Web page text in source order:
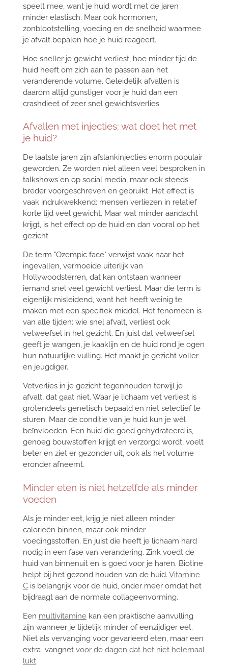
speelt mee, want je huid wordt met de jaren
minder elastisch. Maar ook hormonen,
zonblootstelling, voeding en de snelheid waarmee
je afvalt bepalen hoe je huid reageert.
Hoe sneller je gewicht verliest, hoe minder tijd de
huid heeft om zich aan te passen aan het
veranderende volume. Geleidelijk afvallen is
daarom altijd gunstiger voor je huid dan een
crashdieet of zeer snel gewichtsverlies.
Afvallen met injecties: wat doet het met
je huid?
De laatste jaren zijn afslankinjecties enorm populair
geworden. Ze worden niet alleen veel besproken in
talkshows en op social media, maar ook steeds
breder voorgeschreven en gebruikt. Het effect is
vaak indrukwekkend: mensen verliezen in relatief
korte tijd veel gewicht. Maar wat minder aandacht
krijgt, is het effect op de huid en dan vooral op het
gezicht.
De term "Ozempic face" verwijst vaak naar het
ingevallen, vermoeide uiterlijk van
Hollywoodsterren, dat kan ontstaan wanneer
iemand snel veel gewicht verliest. Maar die term is
eigenlijk misleidend, want het heeft weinig te
maken met een specifiek middel. Het fenomeen is
van alle tijden: wie snel afvalt, verliest ook
vetweefsel in het gezicht. En juist dat vetweefsel
geeft je wangen, je kaaklijn en de huid rond je ogen
hun natuurlijke vulling. Het maakt je gezicht voller
en jeugdiger.
Vetverlies in je gezicht tegenhouden terwijl je
afvalt, dat gaat niet. Waar je lichaam vet verliest is
grotendeels genetisch bepaald en niet selectief te
sturen. Maar de conditie van je huid kun je wél
beïnvloeden. Een huid die goed gehydrateerd is,
genoeg bouwstoffen krijgt en verzorgd wordt, voelt
beter en ziet er gezonder uit, ook als het volume
eronder afneemt.
Minder eten is niet hetzelfde als minder
voeden
Als je minder eet, krijg je niet alleen minder
calorieën binnen, maar ook minder
voedingsstoffen. En juist die heeft je lichaam hard
nodig in een fase van verandering. Zink voedt de
huid van binnenuit en is goed voor je haren. Biotine
helpt bij het gezond houden van de huid. Vitamine
Cis belangrijk voor de huid, onder meer omdat het
bijdraagt aan de normale collageenvorming.
Een multivitaminekan een praktische aanvulling
zijn wanneer je tijdelijk minder of eenzijdiger eet.
Niet als vervanging voor gevarieerd eten, maar een
extra vangnet voor de dagen dat het niet helemaal
lukt.